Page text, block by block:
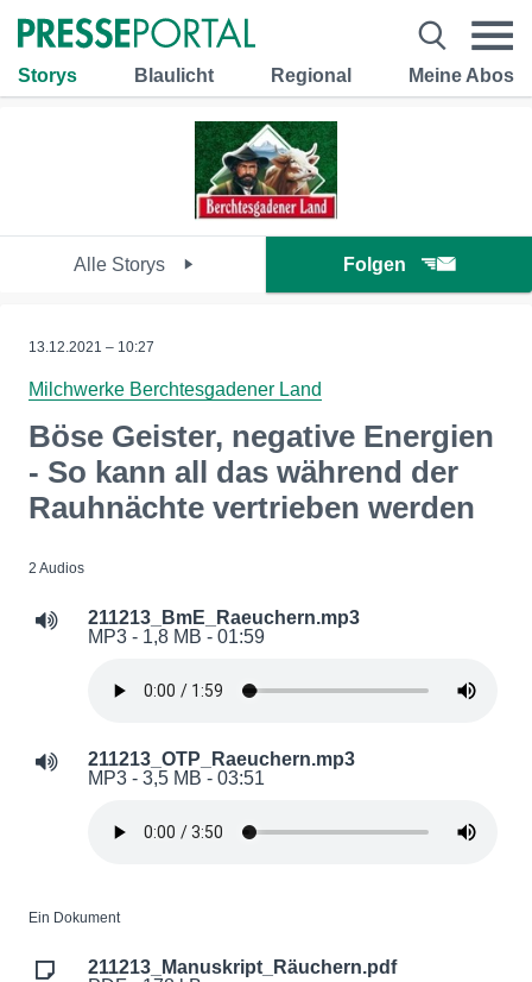
Storys Blaulicht Regional Meine Abos
Alle Storys Folgen
13.12.2021 – 10:27
Milchwerke Berchtesgadener Land
Böse Geister, negative Energien
- So kann all das während der
Rauhnächte vertrieben werden
2 Audios
211213_BmE_Raeuchern.mp3
MP3 - 1,8 MB - 01:59
211213_OTP_Raeuchern.mp3
MP3 - 3,5 MB - 03:51
Ein Dokument
211213_Manuskript_Räuchern.pdf